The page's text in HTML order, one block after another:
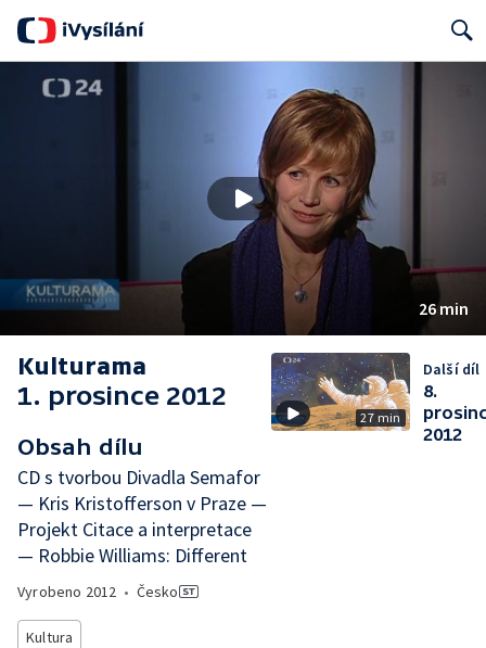
26 min
Kulturama
1. prosince 2012
Obsah dílu
CD s tvorbou Divadla Semafor
— Kris Kristofferson v Praze —
Projekt Citace a interpretace
— Robbie Williams: Different
Vyrobeno 2012 • Česko
Kultura
27 min
Další díl
8.
2012